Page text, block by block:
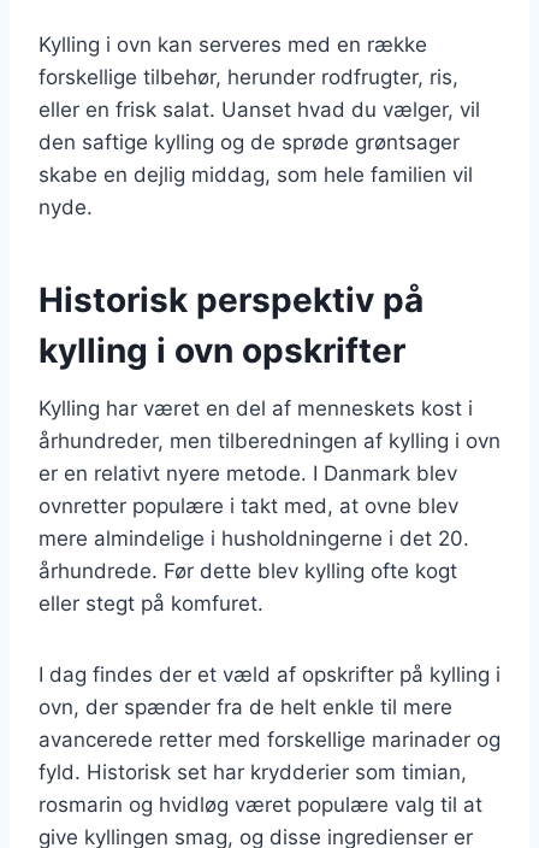
Kylling i ovn kan serveres med en række
forskellige tilbehør, herunder rodfrugter, ris,
eller en frisk salat. Uanset hvad du vælger, vil
den saftige kylling og de sprøde grøntsager
skabe en dejlig middag, som hele familien vil
nyde.
Historisk perspektiv på
kylling i ovn opskrifter
Kylling har været en del af menneskets kost i
århundreder, men tilberedningen af kylling i ovn
er en relativt nyere metode. I Danmark blev
ovnretter populære i takt med, at ovne blev
mere almindelige i husholdningerne i det 20.
århundrede. Før dette blev kylling ofte kogt
eller stegt på komfuret.
I dag findes der et væld af opskrifter på kylling i
ovn, der spænder fra de helt enkle til mere
avancerede retter med forskellige marinader og
fyld. Historisk set har krydderier som timian,
rosmarin og hvidløg været populære valg til at
give kyllingen smag, og disse ingredienser er